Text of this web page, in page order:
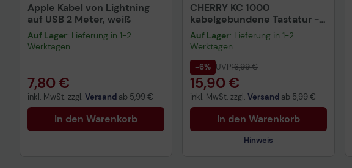
Apple Kabel von Lightning
auf USB 2 Meter, weiß
Auf Lager: Lieferung in 1-2
Werktagen
7,80 €
inkl. MwSt. zzgl. Versand ab 5,99 €
In den Warenkorb
CHERRY KC 1000
kabelgebundene Tastatur -
QWERTZ DE - schwarz
Auf Lager: Lieferung in 1-2
Werktagen
-6% UVP16,99 €
15,90 €
inkl. MwSt. zzgl. Versand ab 5,99 €
In den Warenkorb
Hinweis